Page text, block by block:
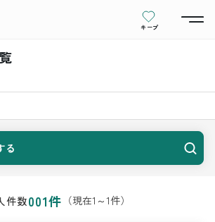
キープ
る
件数001件 （現在1 ～1件）